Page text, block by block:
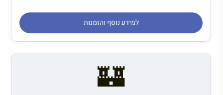
למידע נוסף והזמנות
🏰